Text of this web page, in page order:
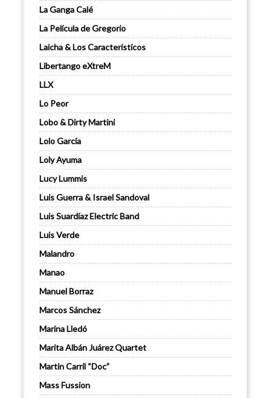
La Ganga Calé
La Película de Gregorio
Laicha & Los Característicos
Libertango eXtreM
LLX
Lo Peor
Lobo & Dirty Martini
Lolo García
Loly Ayuma
Lucy Lummis
Luis Guerra & Israel Sandoval
Luis Suardíaz Electric Band
Luis Verde
Malandro
Manao
Manuel Borraz
Marcos Sánchez
Marina Lledó
Marita Albán Juárez Quartet
Martin Carril “Doc”
Mass Fussion